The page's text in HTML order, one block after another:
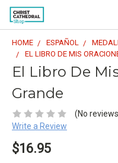
HOME ESPAÑOL
EL LIBRO DE MIS
El Libro De
Grande
(No
Write a Review
$16.95